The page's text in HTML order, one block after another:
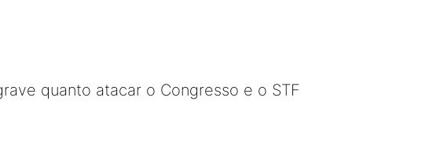
quanto atacar o Congresso e o STF